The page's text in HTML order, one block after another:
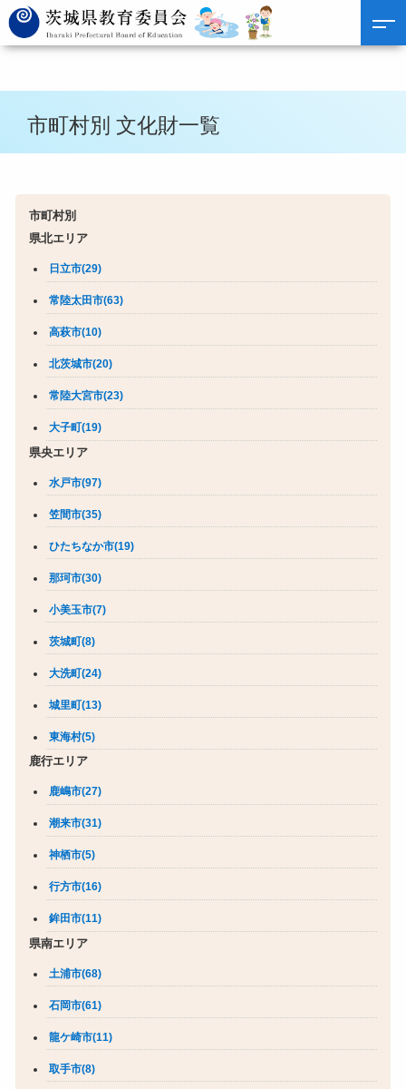
市町村別 文化財一覧
市町村別
県北エリア
日立市(29)
常陸太田市(63)
高萩市(10)
北茨城市(20)
常陸大宮市(23)
大子町(19)
県央エリア
水戸市(97)
笠間市(35)
ひたちなか市(19)
那珂市(30)
小美玉市(7)
茨城町(8)
大洗町(24)
城里町(13)
東海村(5)
鹿行エリア
鹿嶋市(27)
潮来市(31)
神栖市(5)
行方市(16)
鉾田市(11)
県南エリア
土浦市(68)
石岡市(61)
龍ケ崎市(11)
取手市(8)